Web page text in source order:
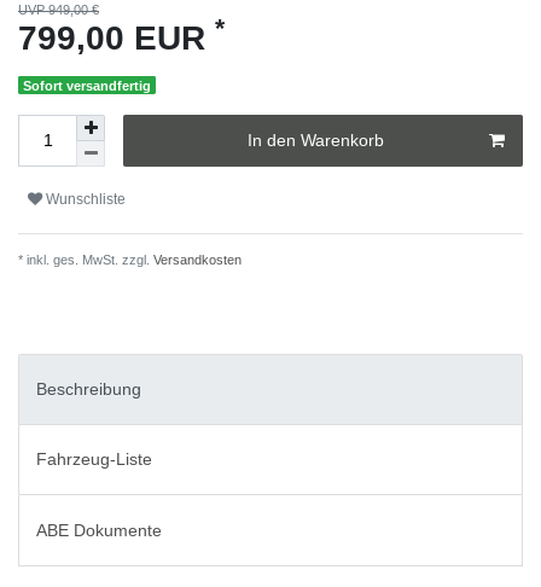
UVP 949,00 €
799,00 EUR *
Sofort versandfertig
In den Warenkorb
Wunschliste
* inkl. ges. MwSt. zzgl. Versandkosten
Beschreibung
Fahrzeug-Liste
ABE Dokumente